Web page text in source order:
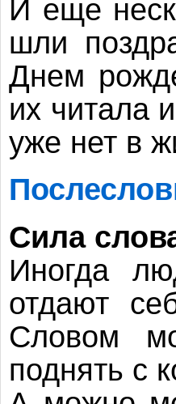
И еще
шли
Днем
их читала
уже нет в
Сила
Иногда
отдают
Словом
поднять с